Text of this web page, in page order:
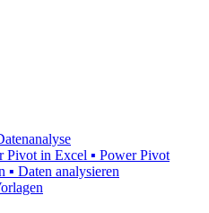
Pivot in Excel ▪ Power Pivot
▪ Daten analysieren